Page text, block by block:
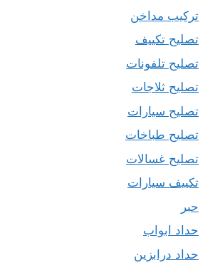
تركيب مداخن
تصليح تكييف
تصليح تلفونات
تصليح ثلاجات
تصليح سيارات
تصليح طباخات
تصليح غسالات
تكييف سيارات
حبر
حداد ابواب
حداد درابزين